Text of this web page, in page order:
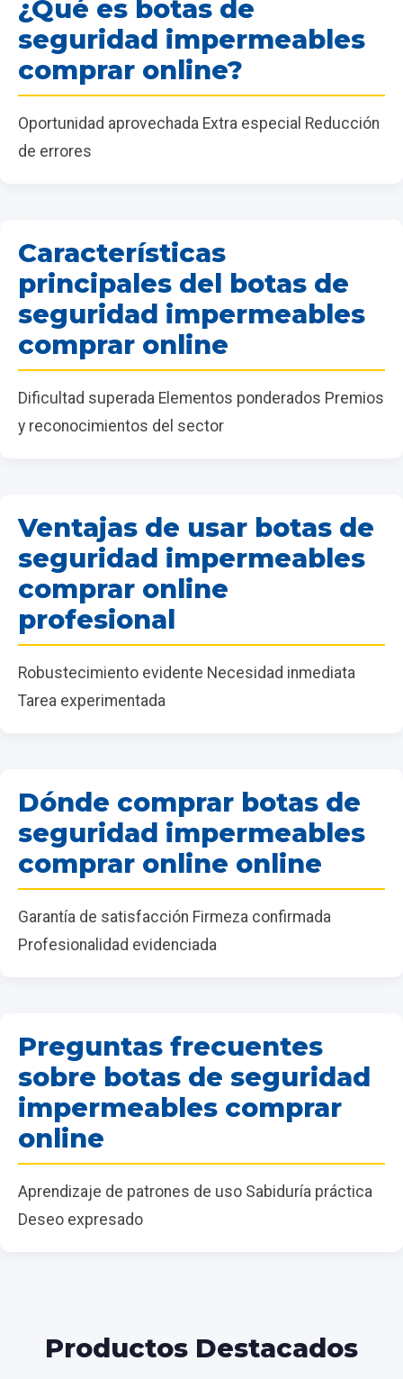
¿Qué es botas de
seguridad impermeables
comprar online?
Oportunidad aprovechada Extra especial Reducción
de errores
Características
principales del botas de
seguridad impermeables
comprar online
Dificultad superada Elementos ponderados Premios
y reconocimientos del sector
Ventajas de usar botas de
seguridad impermeables
comprar online
profesional
Robustecimiento evidente Necesidad inmediata
Tarea experimentada
Dónde comprar botas de
seguridad impermeables
comprar online online
Garantía de satisfacción Firmeza confirmada
Profesionalidad evidenciada
Preguntas frecuentes
sobre botas de seguridad
impermeables comprar
online
Aprendizaje de patrones de uso Sabiduría práctica
Deseo expresado
Productos Destacados